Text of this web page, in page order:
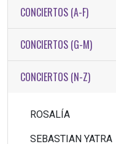
CONCIERTOS (A-F)
CONCIERTOS (G-M)
CONCIERTOS (N-Z)
ROSALÍA
SEBASTIAN YATRA